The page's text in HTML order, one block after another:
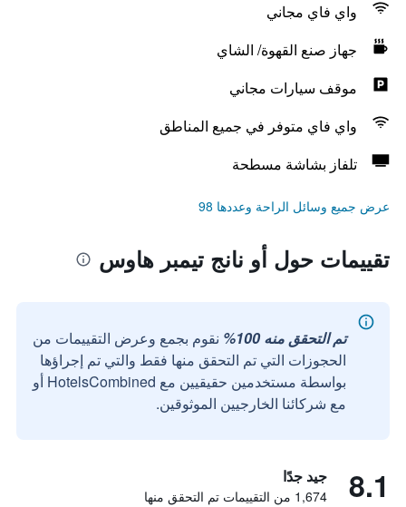
واي فاي مجاني
جهاز صنع القهوة/ الشاي
موقف سيارات مجاني
واي فاي متوفر في جميع المناطق
تلفاز بشاشة مسطحة
عرض جميع وسائل الراحة وعددها 98
تقييمات حول أو نانج تيمبر هاوس
تم التحقق منه 100%
نقوم بجمع وعرض التقييمات من
الحجوزات التي تم التحقق منها فقط والتي تم إجراؤها
بواسطة مستخدمين حقيقيين مع HotelsCombined أو
مع شركائنا الخارجيين الموثوقين.
8.1 جيد جدًا
1,674 من التقييمات تم التحقق منها